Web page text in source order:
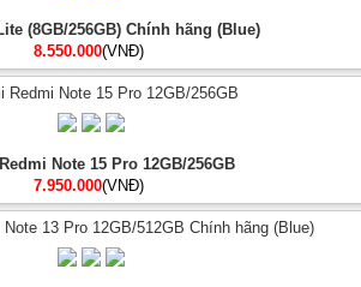
(8GB/256GB) Chính hãng (Blue)
8.550.000(VNĐ)
Note 15 Pro 12GB/256GB
7.950.000(VNĐ)